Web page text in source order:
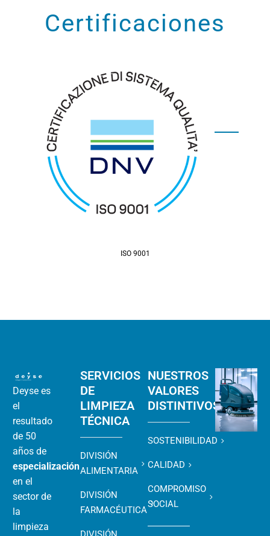
Certificaciones
ISO 9001
Deyse es
el
resultado
de 50
años de
especialización
en el
sector de
la
limpieza
SERVICIOS
DE
LIMPIEZA
TÉCNICA
DIVISIÓN
ALIMENTARIA
DIVISIÓN
FARMACÉUTICA
NUESTROS
VALORES
DISTINTIVOS
SOSTENIBILIDAD
CALIDAD
COMPROMISO
SOCIAL